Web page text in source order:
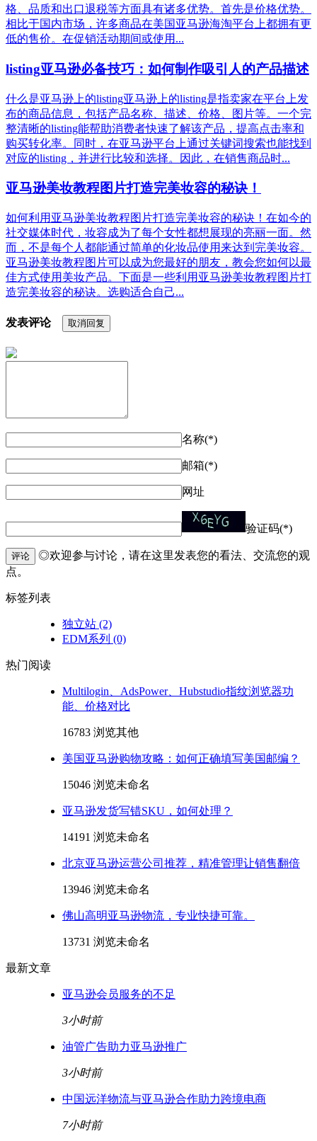
格、品质和出口退税等方面具有诸多优势。首先是价格优势。
相比于国内市场，许多商品在美国亚马逊海淘平台上都拥有更
低的售价。在促销活动期间或使用...
listing亚马逊必备技巧：如何制作吸引人的产品描述
什么是亚马逊上的listing亚马逊上的listing是指卖家在平台上发
布的商品信息，包括产品名称、描述、价格、图片等。一个完
整清晰的listing能帮助消费者快速了解该产品，提高点击率和
购买转化率。同时，在亚马逊平台上通过关键词搜索也能找到
对应的listing，并进行比较和选择。因此，在销售商品时...
亚马逊美妆教程图片打造完美妆容的秘诀！
如何利用亚马逊美妆教程图片打造完美妆容的秘诀！在如今的
社交媒体时代，妆容成为了每个女性都想展现的亮丽一面。然
而，不是每个人都能通过简单的化妆品使用来达到完美妆容。
亚马逊美妆教程图片可以成为您最好的朋友，教会您如何以最
佳方式使用美妆产品。下面是一些利用亚马逊美妆教程图片打
造完美妆容的秘诀。选购适合自己...
发表评论 取消回复
名称(*)
邮箱(*)
网址
验证码(*)
评论
◎欢迎参与讨论，请在这里发表您的看法、交流您的观
点。
标签列表
独立站 (2)
EDM系列 (0)
热门阅读
Multilogin、AdsPower、Hubstudio指纹浏览器功
能、价格对比
16783 浏览其他
美国亚马逊购物攻略：如何正确填写美国邮编？
15046 浏览未命名
亚马逊发货写错SKU，如何处理？
14191 浏览未命名
北京亚马逊运营公司推荐，精准管理让销售翻倍
13946 浏览未命名
佛山高明亚马逊物流，专业快捷可靠。
13731 浏览未命名
最新文章
亚马逊会员服务的不足
3小时前
油管广告助力亚马逊推广
3小时前
中国远洋物流与亚马逊合作助力跨境电商
7小时前